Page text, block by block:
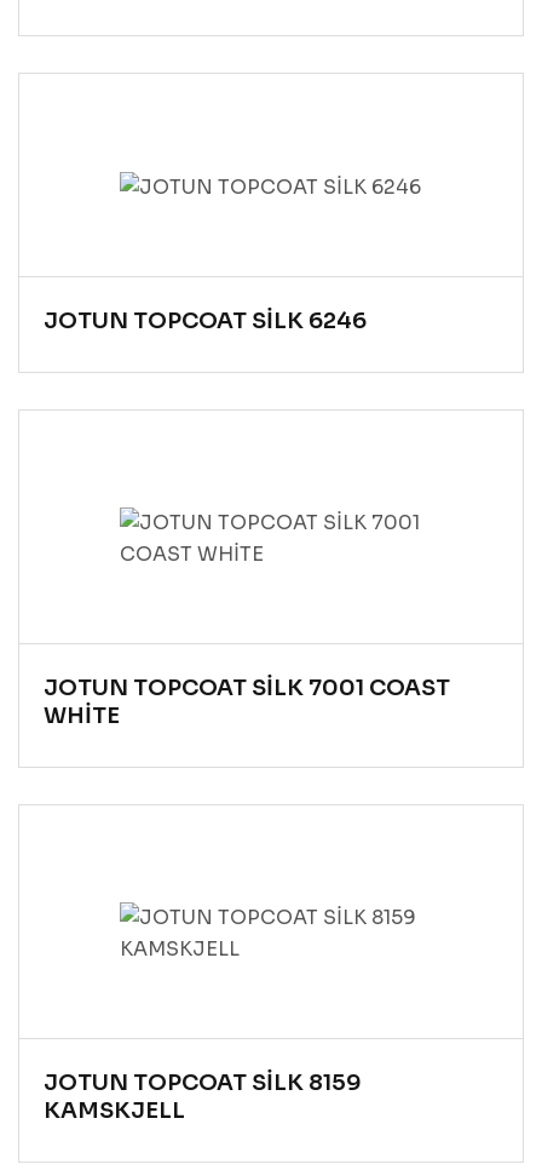
JOTUN TOPCOAT SİLK 6246
JOTUN TOPCOAT SİLK 7001 COAST
WHİTE
JOTUN TOPCOAT SİLK 8159
KAMSKJELL